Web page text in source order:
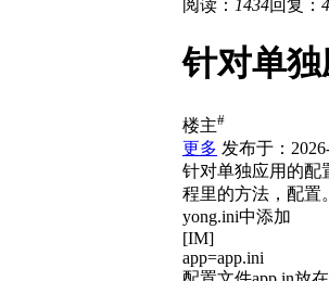
阅读： 1434回复： 4
针对单
楼主#
更多 发布于：
针对单独应用的配
程里的方法，配置
yong.ini中添加
[IM]
app=app.ini